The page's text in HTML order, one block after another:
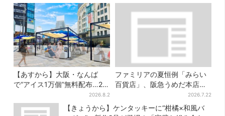
【あすから】大阪・なんば
で“アイス1万個”無料配布…2日
間限定で、ロッテの人気商品
もらえる
2026.8.2
ファミリアの夏恒例「みらい
百貨店」、阪急うめだ本店で
開幕…限定グッズを大人買い
する人続出
2026.7.22
【きょうから】ケンタッキーに“柑橘×和風バ